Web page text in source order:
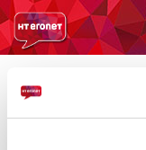
O NAMA
POVRATAK
Novim !hej